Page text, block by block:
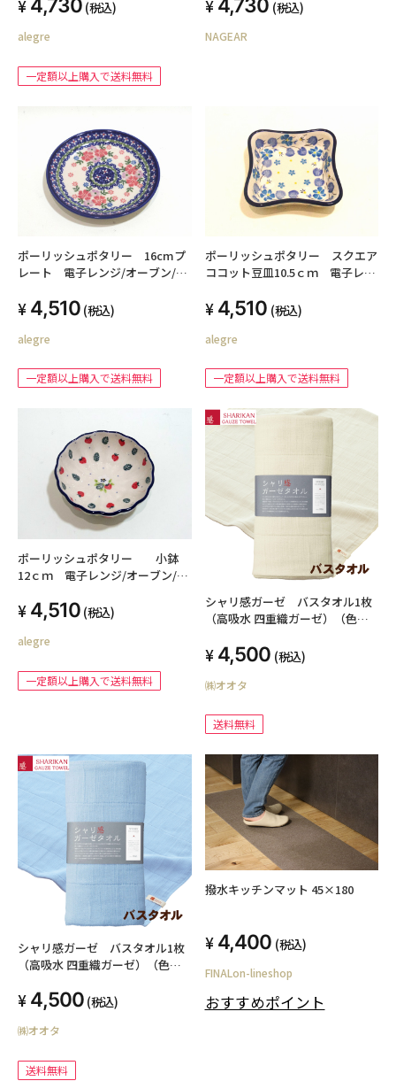
4,730 (税込)
alegre
一定額以上購入で送料無料
庫スッキリ 冷蔵庫収納 飲み物収
4,730 (税込)
NAGEAR
ポーリッシュポタリー 16cmプ
レート 電子レンジ/オーブン/食
4,510 (税込)
alegre
一定額以上購入で送料無料
ポーリッシュポタリー スクエア
ココット豆皿10.5ｃｍ 電子レン
4,510 (税込)
alegre
一定額以上購入で送料無料
ポーリッシュポタリー 小鉢
12ｃｍ 電子レンジ/オーブン/食
4,510 (税込)
alegre
一定額以上購入で送料無料
シャリ感ガーゼ バスタオル1枚
（高吸水 四重織ガーゼ）（色：
4,500 (税込)
㈱オオタ
送料無料
シャリ感ガーゼ バスタオル1枚
（高吸水 四重織ガーゼ）（色：
4,500 (税込)
㈱オオタ
送料無料
撥水キッチンマット 45×180
4,400 (税込)
FINALon-lineshop
おすすめポイント